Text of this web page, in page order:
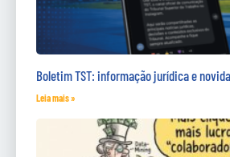
Boletim TST: informação jurídica e
Leia mais »